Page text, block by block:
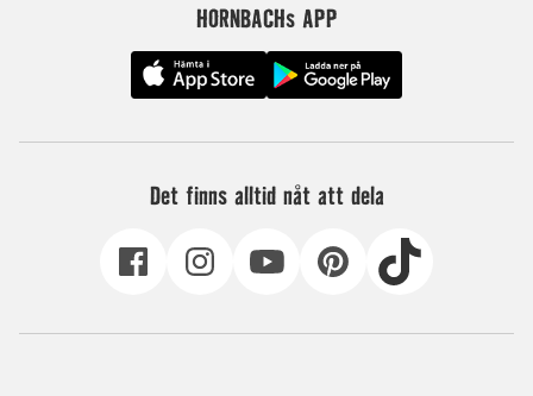
HORNBACHs APP
Det finns alltid nåt att dela